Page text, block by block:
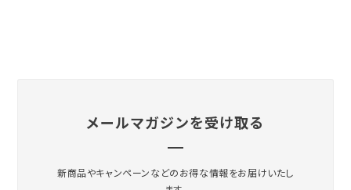
メールマガジンを受け取る
新商品やキャンペーンなどのお得な情報をお届けいたし